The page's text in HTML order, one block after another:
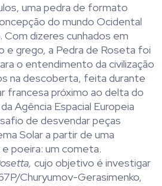
uma pedra de formato
do mundo Ocidental
dizeres cunhados em
e grego, a Pedra de Roseta foi
o entendimento da civilização
na descoberta, feita durante
francesa próximo ao delta do
Agência Espacial Europeia
de desvendar peças
Solar a partir de uma
poeira: um cometa.
cujo objetivo é investigar
Churyumov-Gerasimenko,